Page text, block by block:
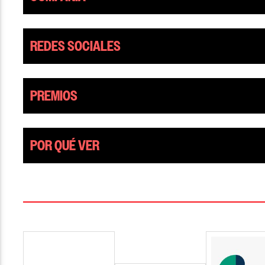
REDES SOCIALES
PREMIOS
POR QUÉ VER